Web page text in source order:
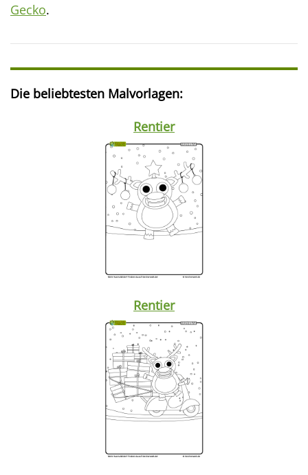
Gecko.
Die beliebtesten Malvorlagen:
Rentier
Rentier